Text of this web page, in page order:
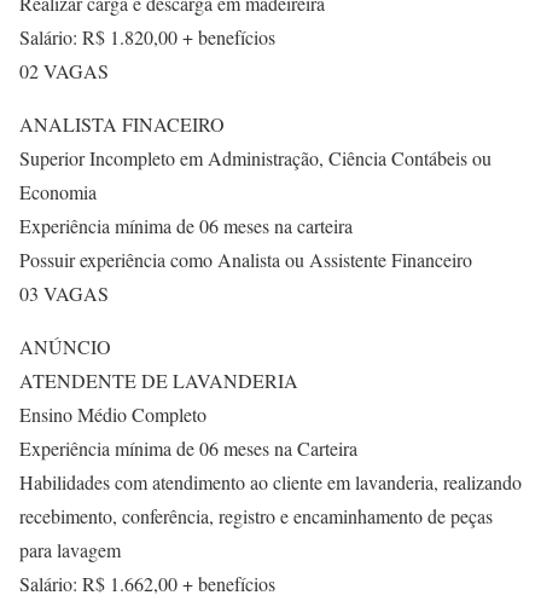
Salário: R$ 1.820,00 + benefícios
02 VAGAS
ANALISTA FINACEIRO
Superior Incompleto em Administração, Ciência Contábeis ou
Economia
Experiência mínima de 06 meses na carteira
Possuir experiência como Analista ou Assistente Financeiro
03 VAGAS
ANÚNCIO
ATENDENTE DE LAVANDERIA
Ensino Médio Completo
Experiência mínima de 06 meses na Carteira
Habilidades com atendimento ao cliente em lavanderia, realizando
recebimento, conferência, registro e encaminhamento de peças
para lavagem
Salário: R$ 1.662,00 + benefícios